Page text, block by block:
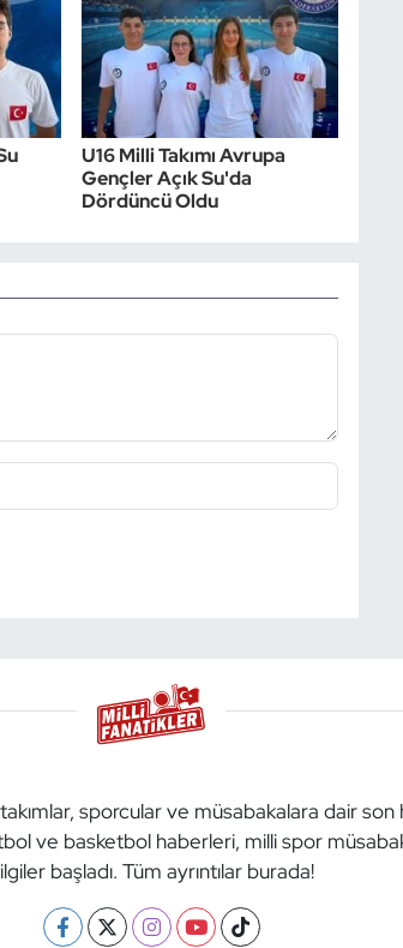
U16 Milli Takımı Avrupa
Gençler Açık Su'da
Dördüncü Oldu
sporcular ve müsabakalara dair
ve basketbol haberleri, milli spor
başladı. Tüm ayrıntılar burada!